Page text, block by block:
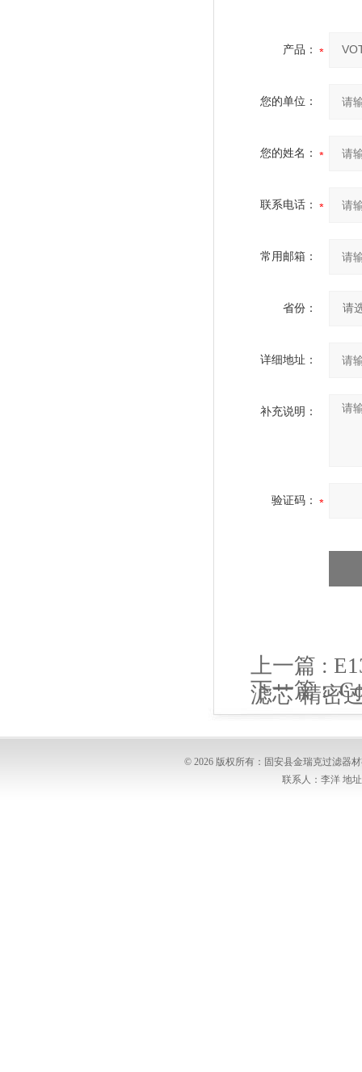
产品：
您的单位：
您的姓名：
联系电话：
常用邮箱：
省份：
详细地址：
补充说明：
验证码：
上一篇 :
滤芯 精密
下一篇 :
过滤器
© 2026 版权所有：固安县金瑞克过滤器
联系人：李洋 地